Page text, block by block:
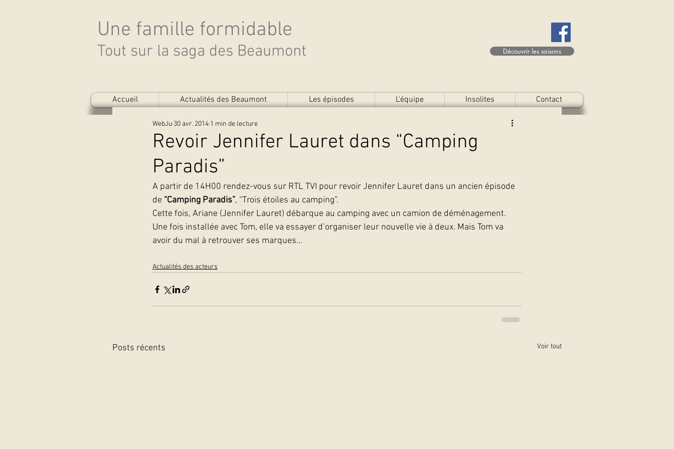
Une famille formidable
Tout sur la saga des Beaumont Découvrir les saisons
Accueil Actualités des Beaumont Les épisodes L'équipe Insolites Contact
Revoir Jennifer Lauret dans “Camping
Paradis”
WebJu 30 avr. 2014 1 min de lecture
A partir de 14H00 rendez-vous sur RTL TVI pour revoir Jennifer Lauret dans un ancien épisode
de “Camping Paradis”, “Trois étoiles au camping”.
Cette fois, Ariane (Jennifer Lauret) débarque au camping avec un camion de déménagement.
Une fois installée avec Tom, elle va essayer d’organiser leur nouvelle vie à deux. Mais Tom va
avoir du mal à retrouver ses marques…
Actualités des acteurs
Posts récents Voir tout